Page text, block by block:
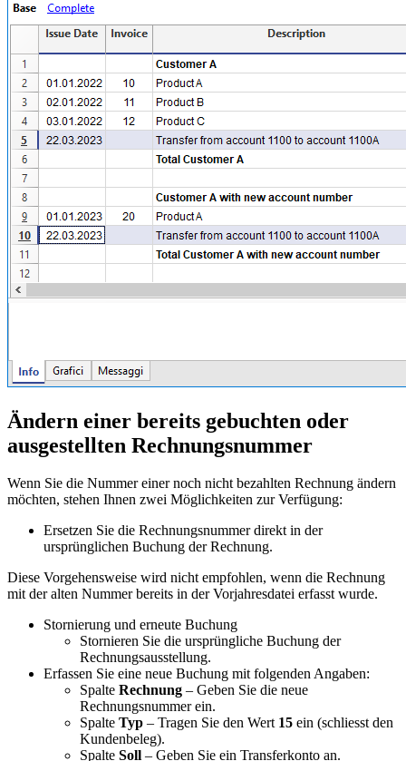
Ändern einer bereits gebuchten oder
ausgestellten Rechnungsnummer
Wenn Sie die Nummer einer noch nicht bezahlten Rechnung ändern
möchten, stehen Ihnen zwei Möglichkeiten zur Verfügung:
Ersetzen Sie die Rechnungsnummer direkt in der
ursprünglichen Buchung der Rechnung.
Diese Vorgehensweise wird nicht empfohlen, wenn die Rechnung
mit der alten Nummer bereits in der Vorjahresdatei erfasst wurde.
Stornierung und erneute Buchung
Stornieren Sie die ursprüngliche Buchung der
Rechnungsausstellung.
Erfassen Sie eine neue Buchung mit folgenden Angaben:
Spalte Rechnung – Geben Sie die neue
Rechnungsnummer ein.
Spalte Typ – Tragen Sie den Wert 15 ein (schliesst den
Kundenbeleg).
Spalte Soll – Geben Sie ein Transferkonto an.